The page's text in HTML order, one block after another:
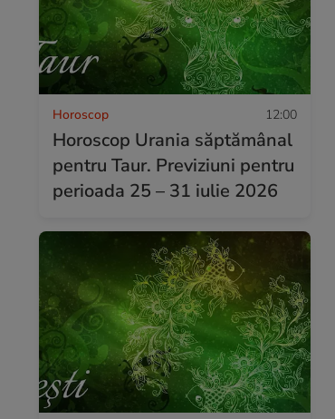
Horoscop 12:00
Horoscop Urania săptămânal
pentru Taur. Previziuni pentru
perioada 25 – 31 iulie 2026